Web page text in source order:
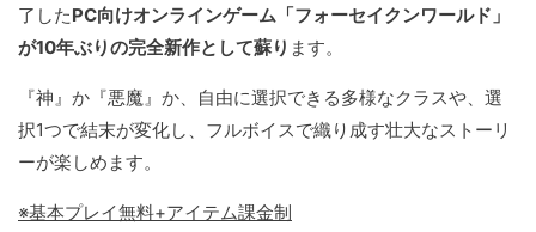
了したPC向けオンラインゲーム「フォーセイクンワールド」
が10年ぶりの完全新作として蘇り ます。
『神』か『悪魔』か、自由に選択できる多様なクラスや、選
択1つで結末が変化し、フルボイスで織り成す壮大なストーリ
ーが楽しめます。
※基本プレイ無料+アイテム課金制